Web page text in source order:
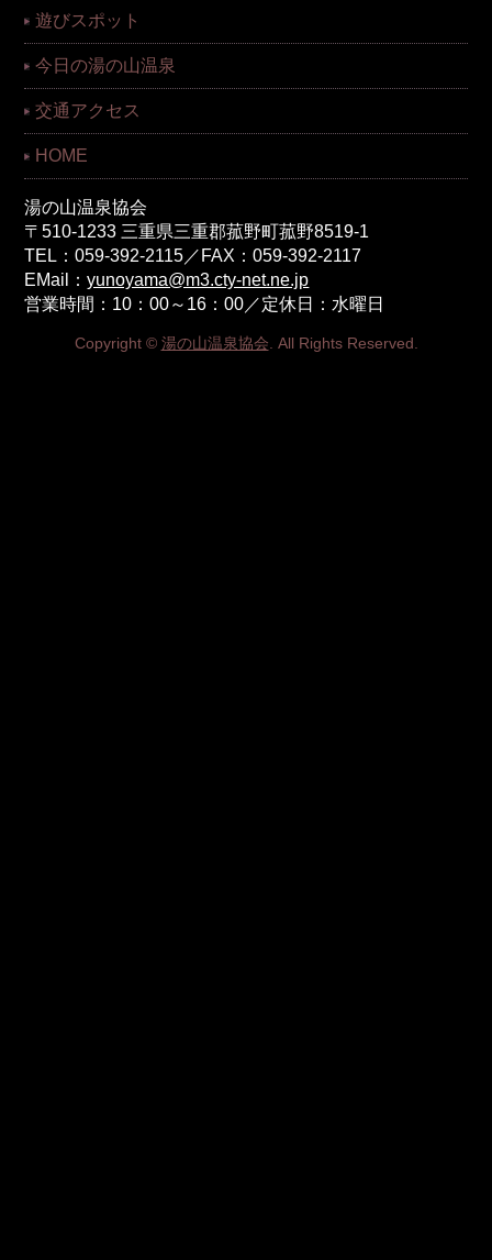
遊びスポット
今日の湯の山温泉
交通アクセス
HOME
湯の山温泉協会
〒510-1233 三重県三重郡菰野町菰野8519-1
TEL：059-392-2115／FAX：059-392-2117
EMail：yunoyama@m3.cty-net.ne.jp
営業時間：10：00～16：00／定休日：水曜日
Copyright © 湯の山温泉協会 . All Rights Reserved.